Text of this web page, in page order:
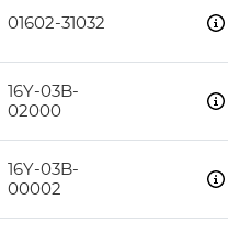
01602-31032
16Y-03B-
02000
16Y-03B-
00002